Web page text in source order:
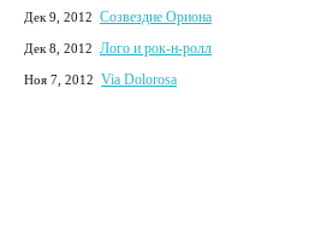
Дек 9, 2012 Созвездие Ориона
Дек 8, 2012 Лого и рок-н-ролл
Ноя 7, 2012 Via Dolorosa